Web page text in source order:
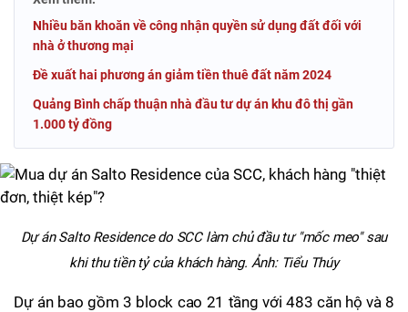
Nhiều băn khoăn về công nhận quyền sử dụng đất đối với
nhà ở thương mại
Đề xuất hai phương án giảm tiền thuê đất năm 2024
Quảng Bình chấp thuận nhà đầu tư dự án khu đô thị gần
1.000 tỷ đồng
Dự án Salto Residence do SCC làm chủ đầu tư "mốc meo" sau
khi thu tiền tỷ của khách hàng. Ảnh: Tiểu Thúy
Dự án bao gồm 3 block cao 21 tầng với 483 căn hộ và 8